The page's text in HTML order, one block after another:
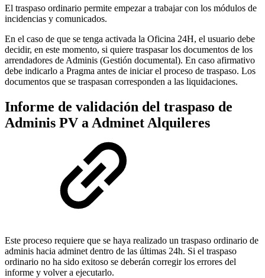
El traspaso ordinario permite empezar a trabajar con los módulos de
incidencias y comunicados.
En el caso de que se tenga activada la Oficina 24H, el usuario debe
decidir, en este momento, si quiere traspasar los documentos de los
arrendadores de Adminis (Gestión documental). En caso afirmativo
debe indicarlo a Pragma antes de iniciar el proceso de traspaso. Los
documentos que se traspasan corresponden a las liquidaciones.
Informe de validación del traspaso de
Adminis PV a Adminet Alquileres
Este proceso requiere que se haya realizado un traspaso ordinario de
adminis hacia adminet dentro de las últimas 24h. Si el traspaso
ordinario no ha sido exitoso se deberán corregir los errores del
informe y volver a ejecutarlo.